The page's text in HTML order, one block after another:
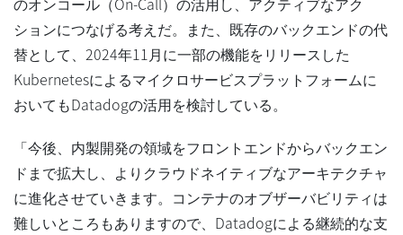
ションにつなげる考えだ。また、既存のバックエンドの代
替として、2024年11月に一部の機能をリリースした
Kubernetesによるマイクロサービスプラットフォームに
おいてもDatadogの活用を検討している。
「今後、内製開発の領域をフロントエンドからバックエン
ドまで拡大し、よりクラウドネイティブなアーキテクチャ
に進化させていきます。コンテナのオブザーバビリティは
難しいところもありますので、Datadogによる継続的な支